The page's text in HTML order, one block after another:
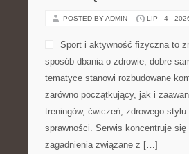
POSTED BY ADMIN LIP - 4 -
Sport i aktywność fizyczna to
sposób dbania o zdrowie, dobre
tematyce stanowi rozbudowane
zarówno początkujący, jak i
treningów, ćwiczeń, zdrowego
sprawności. Serwis koncentruje
zagadnienia związane z […]